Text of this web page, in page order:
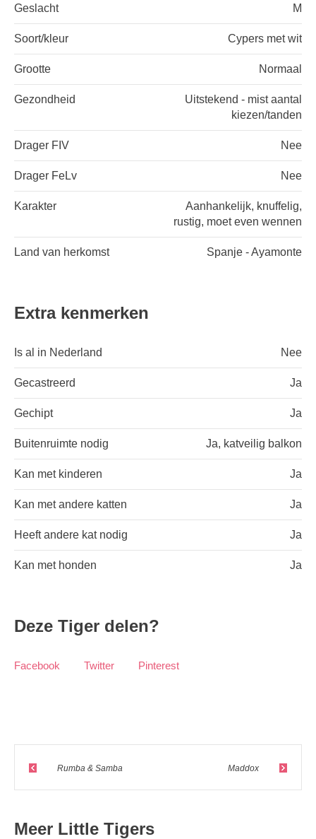
Geslacht M
Soort/kleur Cypers met wit
Grootte Normaal
Gezondheid
Uitstekend - mist aantal
kiezen/tanden
Drager FIV Nee
Drager FeLv Nee
Karakter
Aanhankelijk, knuffelig,
rustig, moet even wennen
Land van herkomst Spanje - Ayamonte
Extra kenmerken
Is al in Nederland Nee
Gecastreerd Ja
Gechipt Ja
Buitenruimte nodig Ja, katveilig balkon
Kan met kinderen Ja
Kan met andere katten Ja
Heeft andere kat nodig Ja
Kan met honden Ja
Deze Tiger delen?
Facebook Twitter Pinterest
Rumba & Samba Maddox
Meer Little Tigers